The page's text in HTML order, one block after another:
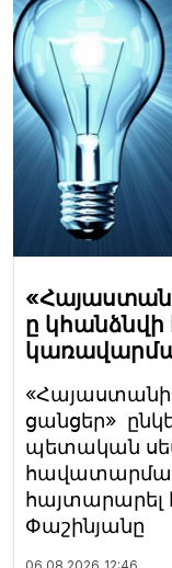
ը
«Հայաստանի
ցանցեր»
պետական
հայտարարել
Փաշինյանը